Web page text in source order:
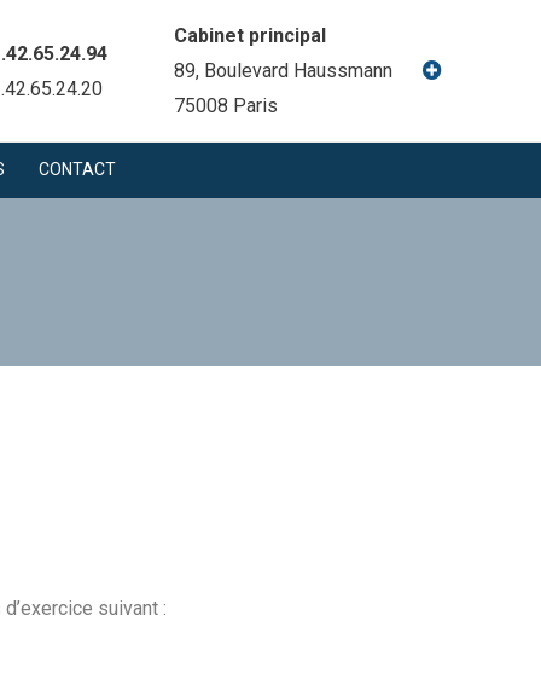
Cabinet principal
89, Boulevard Haussmann
75008 Paris
CONTACT
suivant :